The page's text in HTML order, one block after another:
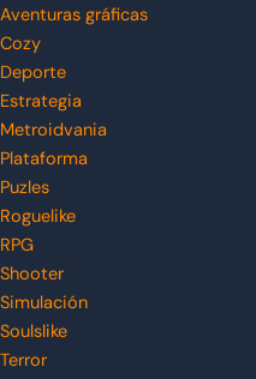
Aventuras gráficas
Cozy
Deporte
Estrategia
Metroidvania
Plataforma
Puzles
Roguelike
RPG
Shooter
Simulación
Soulslike
Terror